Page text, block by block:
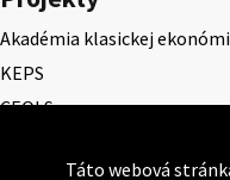
Akadémia klasickej
KEPS
CEQLS
Táto webová